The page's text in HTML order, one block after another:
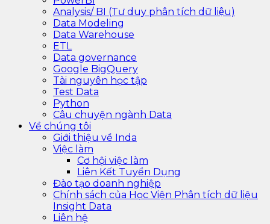
Analysis/ BI (Tư duy phân tích dữ liệu)
Data Modeling
Data Warehouse
ETL
Data governance
Google BigQuery
Tài nguyên học tập
Test Data
Python
Câu chuyện ngành Data
Về chúng tôi
Giới thiệu về Inda
Việc làm
Cơ hội việc làm
Liên Kết Tuyển Dụng
Đào tạo doanh nghiệp
Chính sách của Học Viện Phân tích dữ liệu
Insight Data
Liên hệ